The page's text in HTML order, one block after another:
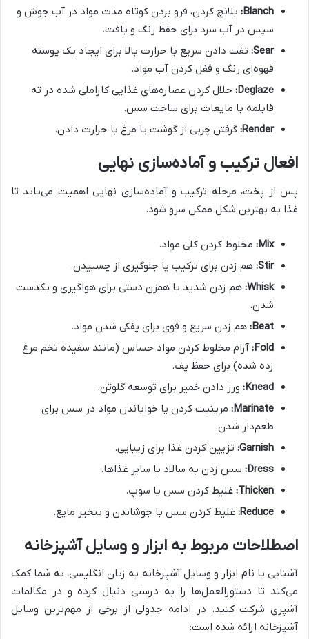
Blanch: بلانچ کردن، فرو بردن کوتاه مدت مواد در آب جوش و
سپس در آب سرد برای حفظ رنگ و بافت.
Sear: تفت دادن سریع با حرارت بالا برای ایجاد یک پوسته
قهوه‌ای رنگ و قفل کردن آب مواد.
Deglaze: حلال کردن عصاره‌های غذایی کاراملی شده در ته
قابلمه با مایعات برای ساخت سس.
Render: گرفتن چربی از گوشت یا مرغ با حرارت دادن.
افعال ترکیب و آماده‌سازی نهایی
پس از پخت، مرحله ترکیب و آماده‌سازی نهایی اهمیت می‌یابد تا
غذا به بهترین شکل ممکن سرو شود.
Mix: مخلوط کردن کلی مواد.
Stir: هم زدن برای ترکیب یا جلوگیری از چسبیدن.
Whisk: هم زدن شدید با همزن دستی برای هواگیری و یکدست
شدن.
Beat: هم زدن سریع و قوی برای پفکی شدن مواد.
Fold: آرام مخلوط کردن مواد حساس (مانند سفیده تخم مرغ
زده شده) برای حفظ پف.
Knead: ورز دادن خمیر برای توسعه گلوتن.
Marinate: مرینیت کردن یا خواباندن مواد در سس برای
طعم‌دار شدن.
Garnish: تزیین کردن غذا برای زیبایی.
Dress: سس زدن به سالاد یا سایر غذاها.
Thicken: غلیظ کردن سس یا سوپ.
Reduce: غلیظ کردن سس با جوشاندن و تبخیر مایع.
اصطلاحات مربوط به ابزار و وسایل آشپزخانه
آشنایی با نام ابزار و وسایل آشپزخانه به زبان انگلیسی، به شما کمک
می‌کند تا دستورالعمل‌ها را به درستی دنبال کرده و در مکالمات
آشپزی شرکت کنید. در ادامه جدولی از برخی از مهم‌ترین وسایل
آشپزخانه ارائه شده است: